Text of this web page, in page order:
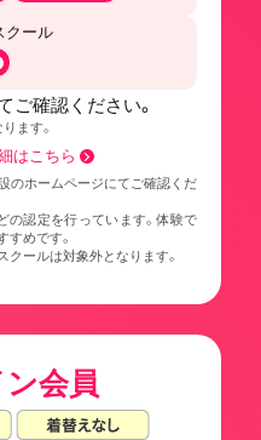
クール
ご確認ください。
ます。
はこちら
のホームページにてご確認くだ
の認定を行っています。体験で
めです。
ールは対象外となります。
会員